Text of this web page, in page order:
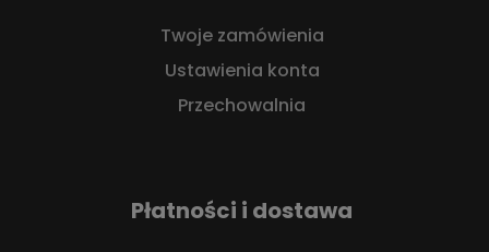
Twoje zamówienia
Ustawienia konta
Przechowalnia
Płatności i dostawa